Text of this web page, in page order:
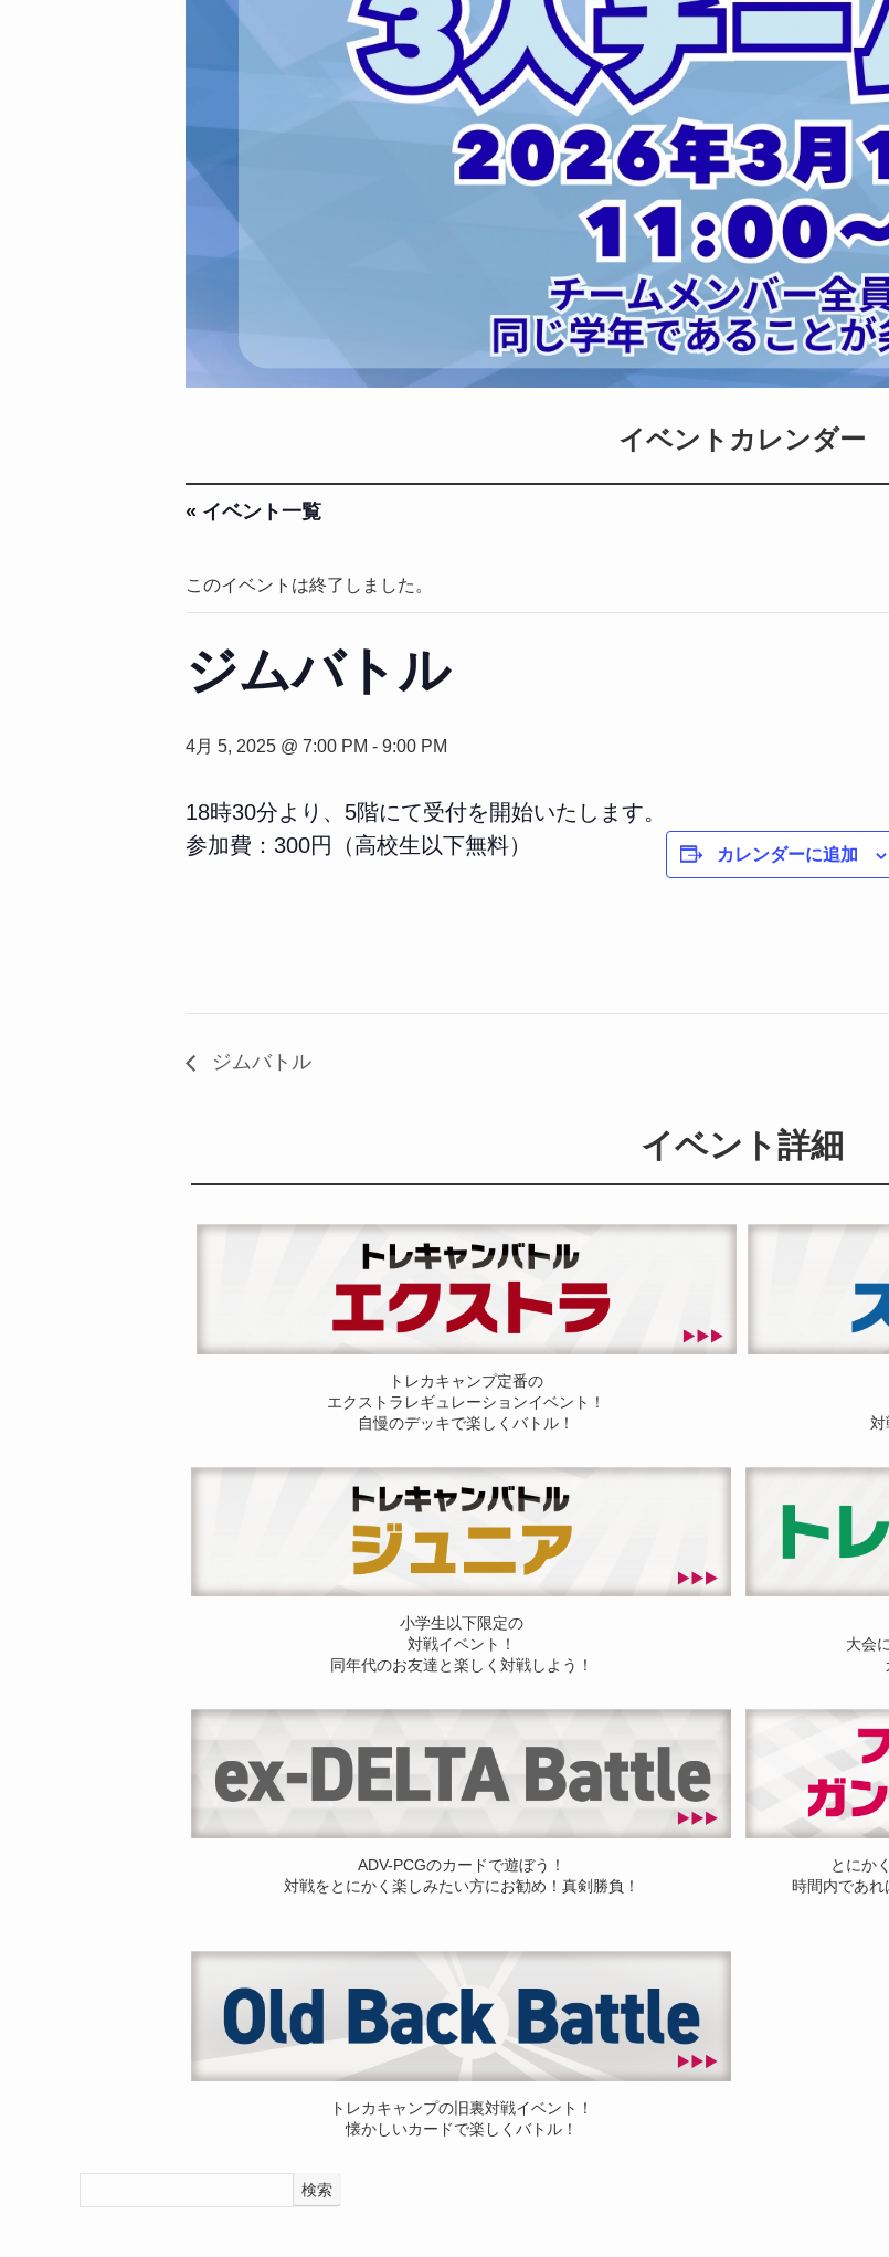
イベントカレンダー
« イベント一覧
このイベントは終了しました。
ジムバトル
4月 5, 2025 @ 7:00 PM - 9:00 PM
18時30分より、5階にて受付を開始いたします。
参加費：300円（高校生以下無料）
カレンダーに追加
ジムバトル
イベント詳細
トレカキャンプ定番の
エクストラレギュレーションイベント！
自慢のデッキで楽しくバトル！
対
小学生以下限定の
対戦イベント！
同年代のお友達と楽しく対戦しよう！
大会
ADV-PCGのカードで遊ぼう！
対戦をとにかく楽しみたい方にお勧め！真剣勝負！
とにか
時間内であれ
トレカキャンプの旧裏対戦イベント！
懐かしいカードで楽しくバトル！
検索